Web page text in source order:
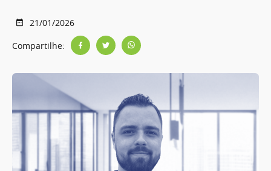
21/01/2026
Compartilhe: